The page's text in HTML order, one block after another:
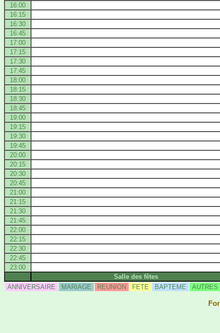
16:00
16:15
16:30
16:45
17:00
17:15
17:30
17:45
18:00
18:15
18:30
18:45
19:00
19:15
19:30
19:45
20:00
20:15
20:30
20:45
21:00
21:15
21:30
21:45
22:00
22:15
22:30
22:45
23:00
Salle des fêtes
ANNIVERSAIRE
MARIAGE REUNION FETE BAPTEME AUTRES